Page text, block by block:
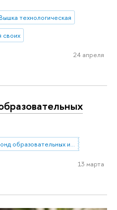
Вышка технологическая
своих
24 апреля
Программа «Фонд образовательных инноваций»
13 марта